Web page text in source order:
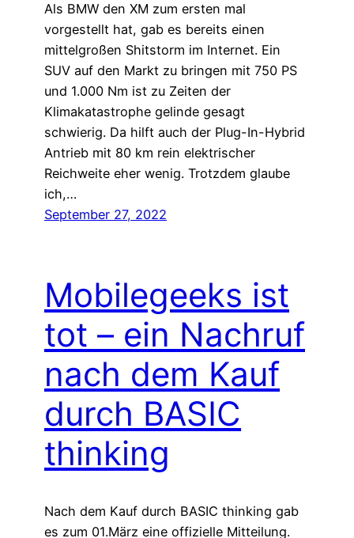
Als BMW den XM zum ersten mal
vorgestellt hat, gab es bereits einen
mittelgroßen Shitstorm im Internet. Ein
SUV auf den Markt zu bringen mit 750 PS
und 1.000 Nm ist zu Zeiten der
Klimakatastrophe gelinde gesagt
schwierig. Da hilft auch der Plug-In-Hybrid
Antrieb mit 80 km rein elektrischer
Reichweite eher wenig. Trotzdem glaube
ich,…
September 27, 2022
Mobilegeeks ist
tot – ein Nachruf
nach dem Kauf
durch BASIC
thinking
Nach dem Kauf durch BASIC thinking gab
es zum 01.März eine offizielle Mitteilung.